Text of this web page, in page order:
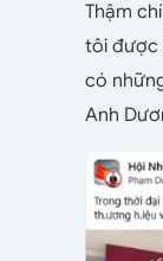
Thậm
tôi được
có
Anh